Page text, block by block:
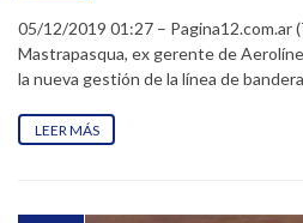
05/12/2019 01:27 – Pagina12.com.ar
Mastrapasqua, ex gerente de
la nueva gestión de la línea de
LEER MÁS